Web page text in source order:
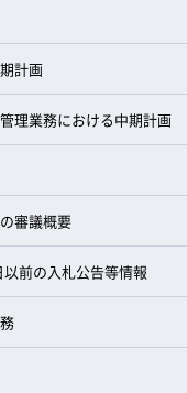
計画
理業務における中期計画
審議概要
前の入札公告等情報